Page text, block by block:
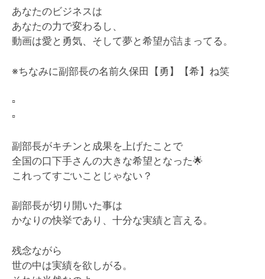
あなたのビジネスは
あなたの力で変わるし、
動画は愛と勇気、そして夢と希望が詰まってる。
※ちなみに副部長の名前久保田【勇】【希】ね笑
▫️
▫️
副部長がキチンと成果を上げたことで
全国の口下手さんの大きな希望となった🌟
これってすごいことじゃない？
副部長が切り開いた事は
かなりの快挙であり、十分な実績と言える。
残念ながら
世の中は実績を欲しがる。